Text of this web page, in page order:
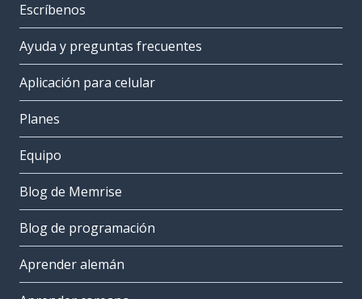
Escríbenos
Ayuda y preguntas frecuentes
Aplicación para celular
Planes
Equipo
Blog de Memrise
Blog de programación
Aprender alemán